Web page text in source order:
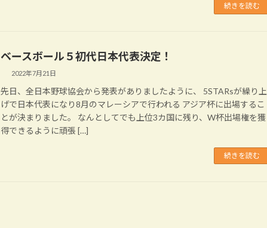
続きを読む
ベースボール５初代日本代表決定！
2022年7月21日
先日、全日本野球協会から発表がありましたように、 5STARsが繰り上
げで日本代表になり8月のマレーシアで行われる アジア杯に出場するこ
とが決まりました。 なんとしてでも上位3カ国に残り、W杯出場権を獲
得できるように頑張 […]
続きを読む